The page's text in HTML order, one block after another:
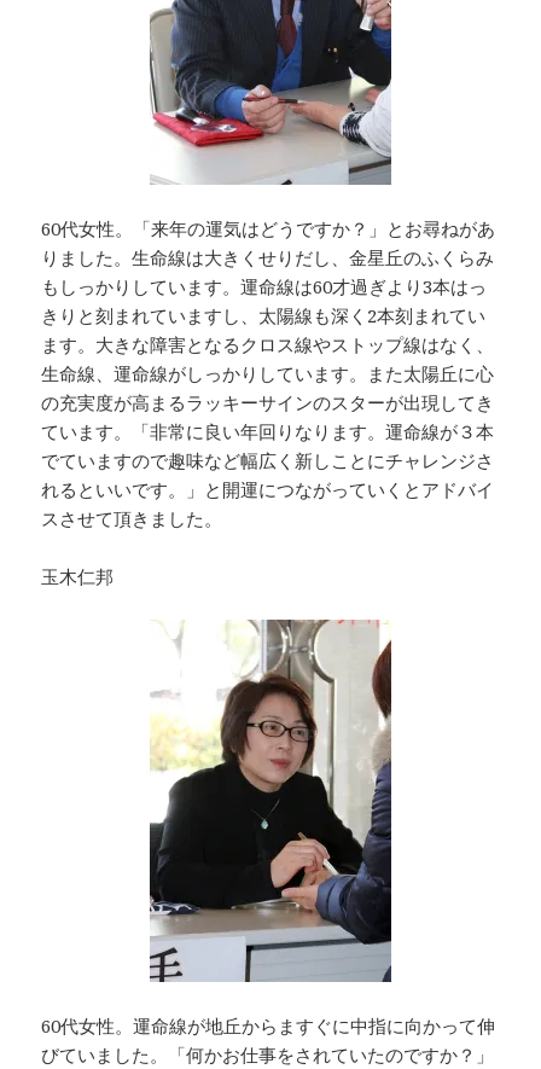
60代女性。「来年の運気はどうですか？」とお尋ねがあ
りました。生命線は大きくせりだし、金星丘のふくらみ
もしっかりしています。運命線は60才過ぎより3本はっ
きりと刻まれていますし、太陽線も深く2本刻まれてい
ます。大きな障害となるクロス線やストップ線はなく、
生命線、運命線がしっかりしています。また太陽丘に心
の充実度が高まるラッキーサインのスターが出現してき
ています。「非常に良い年回りなります。運命線が３本
でていますので趣味など幅広く新しことにチャレンジさ
れるといいです。」と開運につながっていくとアドバイ
スさせて頂きました。
玉木仁邦
60代女性。運命線が地丘からますぐに中指に向かって伸
びていました。「何かお仕事をされていたのですか？」